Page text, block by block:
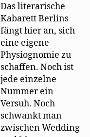
Das literarische
Kabarett Berlins
fängt hier an, sich
eine eigene
Physiognomie zu
schaffen. Noch ist
jede einzelne
Nummer ein
Versuh. Noch
schwankt man
zwischen Wedding